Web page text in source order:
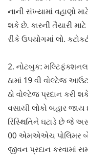
નાની સંખ્યામાં વહાણો
શકે છે. કારની તૈયારી
રીકે ઉપયોગમાં લો.
2. નોટબુક:
ઠામાં 19 વી વોલ્ટેજ
ઠો વોલ્ટેજ પ્રદાન કરી
વસાયી લોકો બહાર
રિસ્થિતિને ઘટાડે છે જે
00 એમએએચ પોલિમર
જીવન પ્રદાન કરવામાં